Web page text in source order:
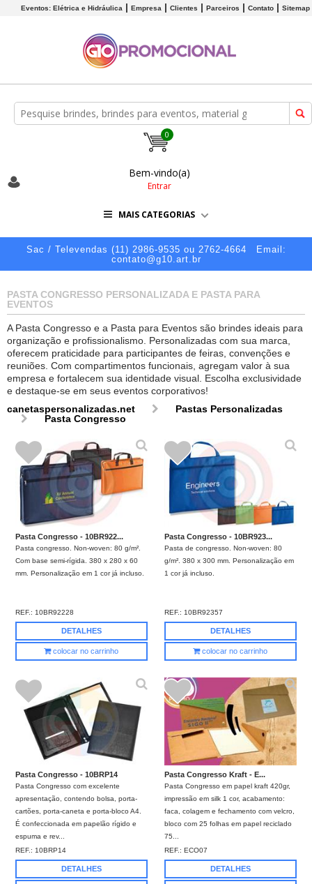
Eventos: Elétrica e Hidráulica Empresa Clientes Parceiros Contato Sitemap
0
Bem-vindo(a)
Entrar
MAIS CATEGORIAS
Sac / Televendas (11) 2986-9535 ou 2762-4664
Email:
contato@g10.art.br
PASTA CONGRESSO PERSONALIZADA E PASTA PARA
EVENTOS
A Pasta Congresso e a Pasta para Eventos são brindes ideais para
organização e profissionalismo. Personalizadas com sua marca,
oferecem praticidade para participantes de feiras, convenções e
reuniões. Com compartimentos funcionais, agregam valor à sua
empresa e fortalecem sua identidade visual. Escolha exclusividade
e destaque-se em seus eventos corporativos!
canetaspersonalizadas.net
Pastas Personalizadas
Pasta Congresso
Pasta Congresso - 10BR922...
Pasta congresso. Non-woven: 80 g/m².
Com base semi-rígida. 380 x 280 x 60
mm. Personalização em 1 cor já incluso.
REF.: 10BR92228
DETALHES
colocar no carrinho
Pasta Congresso - 10BR923...
Pasta de congresso. Non-woven: 80
g/m². 380 x 300 mm. Personalização em
1 cor já incluso.
REF.: 10BR92357
DETALHES
colocar no carrinho
Pasta Congresso - 10BRP14
Pasta Congresso com excelente
apresentação, contendo bolsa, porta-
cartões, porta-caneta e porta-bloco A4.
É confeccionada em papelão rígido e
espuma e rev...
REF.:10BRP14
DETALHES
Pasta Congresso Kraft - E...
Pasta Congresso em papel kraft 420gr,
impressão em silk 1 cor, acabamento:
faca, colagem e fechamento com velcro,
bloco com 25 folhas em papel reciclado
75...
REF.:ECO07
DETALHES